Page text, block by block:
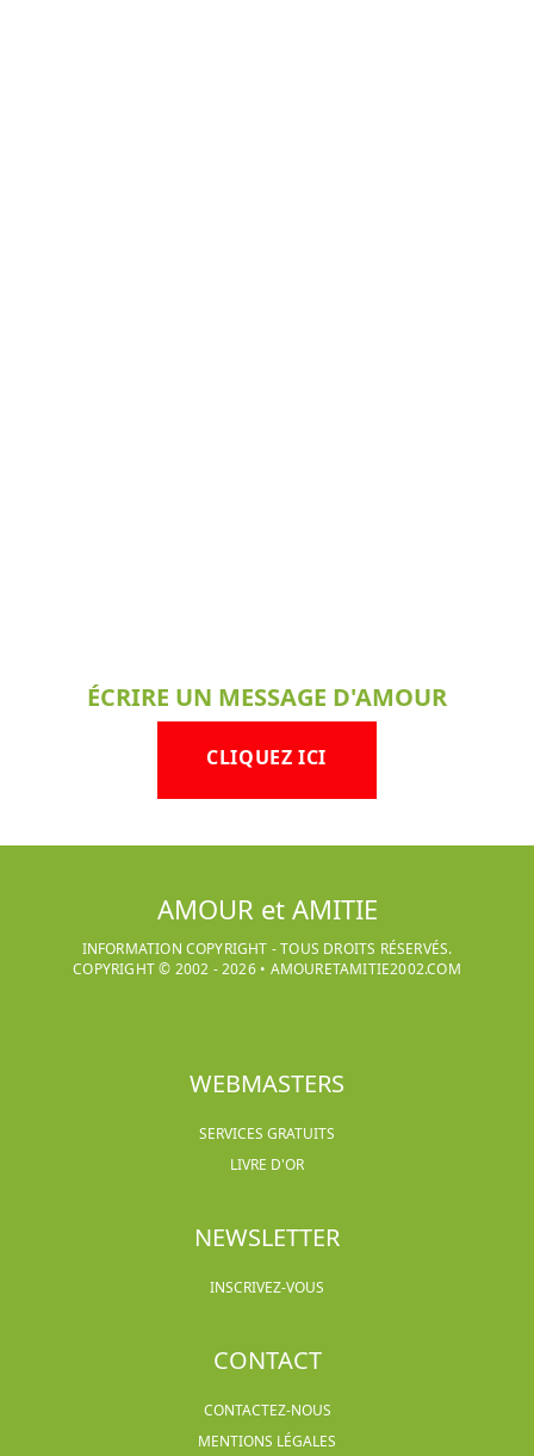
ÉCRIRE UN MESSAGE D'AMOUR
CLIQUEZ ICI
AMOUR et AMITIE
INFORMATION COPYRIGHT - TOUS DROITS RÉSERVÉS.
COPYRIGHT © 2002 -2026• AMOURETAMITIE2002.COM
WEBMASTERS
SERVICES GRATUITS
LIVRE D'OR
NEWSLETTER
INSCRIVEZ-VOUS
CONTACT
CONTACTEZ-NOUS
MENTIONS LÉGALES